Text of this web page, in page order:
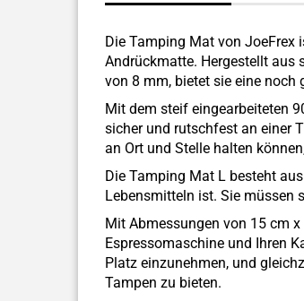
Die Tamping Mat von JoeFrex
Andrückmatte. Hergestellt aus
von 8 mm, bietet sie eine noch
Mit dem steif eingearbeiteten
sicher und rutschfest an einer
an Ort und Stelle halten
Die Tamping Mat L besteht
Lebensmitteln ist. Sie müssen
Mit Abmessungen von 15 cm
Espressomaschine und Ihren
Platz einzunehmen, und
Tampen zu bieten.